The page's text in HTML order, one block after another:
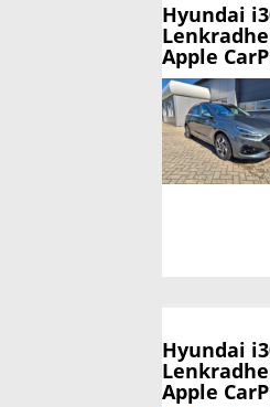
Hyundai
Apple
Hyundai
Apple